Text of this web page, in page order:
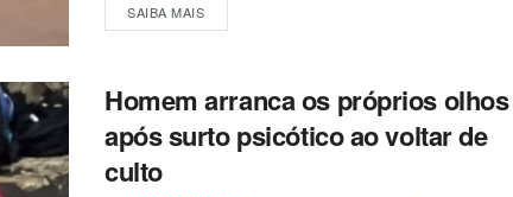
SAIBA MAIS
Homem arranca os próprios olhos
após surto psicótico ao voltar de
culto